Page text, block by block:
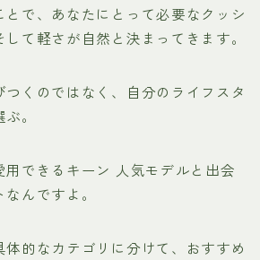
で、あなたにとって必要なクッシ
て軽さが自然と決まってきます。
くのではなく、自分のライフスタ
。
用できるキーン 人気モデルと出会
んですよ。
的なカテゴリに分けて、おすすめ